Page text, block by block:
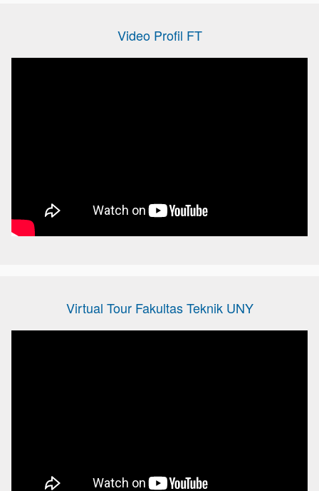
Video Profil FT
Virtual Tour Fakultas Teknik UNY